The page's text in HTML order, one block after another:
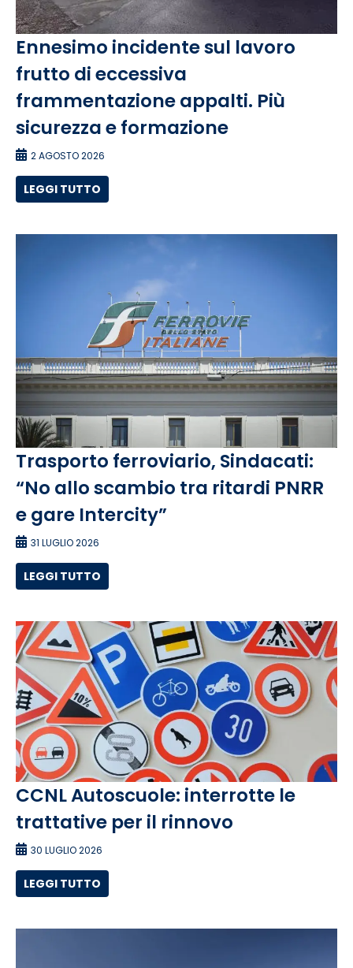
Ennesimo incidente sul lavoro
frutto di eccessiva
frammentazione appalti. Più
sicurezza e formazione
2 AGOSTO 2026
LEGGI TUTTO
Trasporto ferroviario, Sindacati:
“No allo scambio tra ritardi PNRR
e gare Intercity”
31 LUGLIO 2026
LEGGI TUTTO
CCNL Autoscuole: interrotte le
trattative per il rinnovo
30 LUGLIO 2026
LEGGI TUTTO